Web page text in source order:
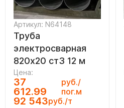
Артикул: N64148
Труба
электросварная
820х20 ст3 12 м
Цена:
37
612.99
руб./
пог.м
92 543руб./т